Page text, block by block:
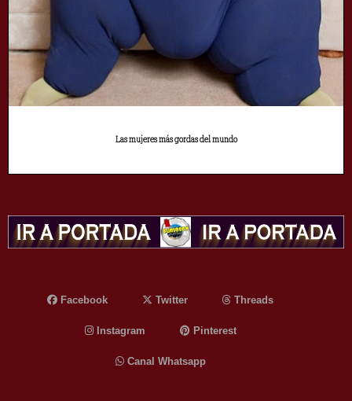
Las mujeres más gordas del mundo
Facebook Twitter Threads
Instagram Pinterest
Canal Whatsapp